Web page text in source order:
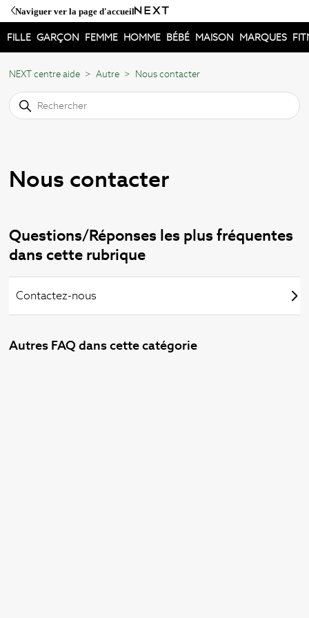
Naviguer ver la page d'accueil
FILLE GARÇON FEMME HOMME BÉBÉ MAISON MARQUES
NEXT centre aide Autre Nous contacter
Nous contacter
Questions/Réponses les plus fréquentes
dans cette rubrique
Contactez-nous
Autres FAQ dans cette catégorie